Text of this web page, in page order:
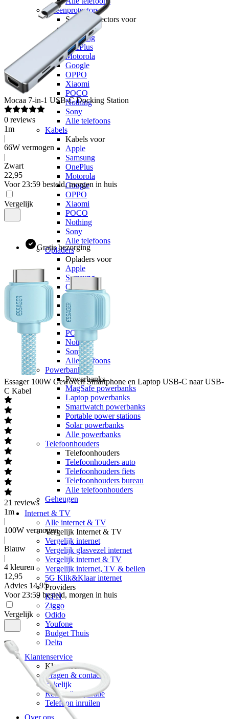
Screenprotectors
Screenprotectors voor
Samsung
OnePlus
Motorola
Google
OPPO
Xiaomi
POCO
Nothing
Sony
Alle telefoons
Kabels
Kabels voor
Apple
Samsung
OnePlus
Motorola
Google
OPPO
Xiaomi
POCO
Nothing
Sony
Alle telefoons
Opladers
Opladers voor
Apple
Samsung
OnePlus
Motorola
Google
OPPO
Xiaomi
POCO
Nothing
Sony
Alle telefoons
Powerbanks
Powerbanks
MagSafe powerbanks
Laptop powerbanks
Smartwatch powerbanks
Portable power stations
Solar powerbanks
Alle powerbanks
Telefoonhouders
Telefoonhouders
Telefoonhouders auto
Telefoonhouders fiets
Telefoonhouders bureau
Alle telefoonhouders
Geheugen
Internet & TV
Alle internet & TV
Vergelijk Internet & TV
Vergelijk internet
Vergelijk glasvezel internet
Vergelijk internet & TV
Vergelijk internet, TV & bellen
5G Klik&Klaar internet
Providers
KPN
Ziggo
Odido
Youfone
Budget Thuis
Delta
Klantenservice
Klantenservice
Vragen & contact
Zakelijk
Retour & reparatie
Telefoon inruilen
Over ons
Mocaa 7-in-1 USB-C Docking Station
0 reviews
1m
|
66W vermogen
|
Zwart
22,95
Voor 23:59 besteld, morgen in huis
Vergelijk
Gratis bezorging
Essager 100W Gewoven Smartphone en Laptop USB-C naar USB-
C Kabel
21 reviews
1m
|
100W vermogen
|
Blauw
|
4 kleuren
12,95
Advies 14,95
Voor 23:59 besteld, morgen in huis
Vergelijk